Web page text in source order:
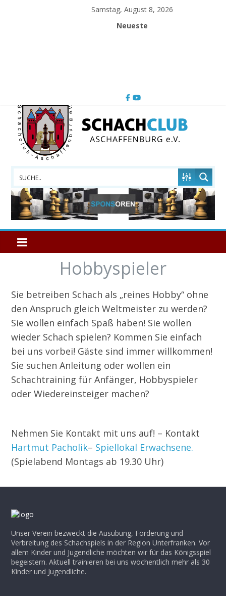
Samstag, August 8, 2026
Neueste
Schachclub
Aschaffenburg
Hobbyspieler
Sie betreiben Schach als „reines Hobby“ ohne
den Anspruch gleich Weltmeister zu werden?
Sie wollen einfach Spaß haben! Sie wollen
wieder Schach spielen? Kommen Sie einfach
bei uns vorbei! Gäste sind immer willkommen!
Sie suchen Anleitung oder wollen ein
Schachtraining für Anfänger, Hobbyspieler
oder Wiedereinsteiger machen?
Nehmen Sie Kontakt mit uns auf! – Kontakt
Hartmut Pacholik– Spiellokal Erwachsene.
(Spielabend Montags ab 19.30 Uhr)
Unser Verein bezweckt die Ausübung, Förderung und
Verbreitung des Schachspiels in der Region Unterfranken. Vor
allem Kinder und Jugendliche möchten wir für das Königsspiel
begeistern. Aktuell trainieren bei uns wöchentlich mehr als 30
Kinder und Jugendliche.